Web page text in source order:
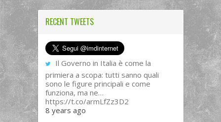
RECENT TWEETS
Il Governo in Italia è come la
primiera a scopa: tutti sanno quali
sono le figure principali e come
funziona, ma ne…
https://t.co/armLfZz3D2
8 years ago